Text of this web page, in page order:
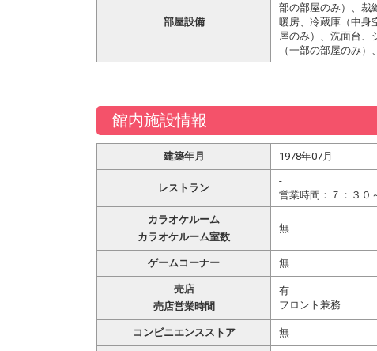
部屋設備
部の部屋のみ）、裁
暖房、冷蔵庫（中身
屋のみ）、洗面台、
（一部の部屋のみ
館内施設情報
建築年月 1978年07月
レストラン
-
営業時間：７：３０
カラオケルーム
カラオケルーム室数
無
ゲームコーナー 無
売店
売店営業時間
有
フロント兼務
コンビニエンスストア 無